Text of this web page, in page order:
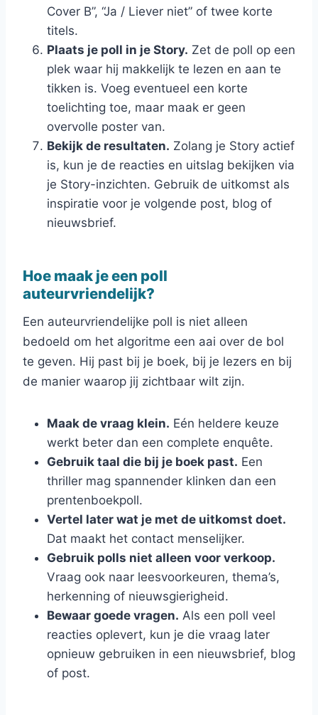
Cover B”, “Ja / Liever niet” of twee korte
titels.
Plaats je poll in je Story. Zet de poll op een
plek waar hij makkelijk te lezen en aan te
tikken is. Voeg eventueel een korte
toelichting toe, maar maak er geen
overvolle poster van.
Bekijk de resultaten. Zolang je Story actief
is, kun je de reacties en uitslag bekijken via
je Story-inzichten. Gebruik de uitkomst als
inspiratie voor je volgende post, blog of
nieuwsbrief.
Hoe maak je een poll
auteurvriendelijk?
Een auteurvriendelijke poll is niet alleen
bedoeld om het algoritme een aai over de bol
te geven. Hij past bij je boek, bij je lezers en bij
de manier waarop jij zichtbaar wilt zijn.
Maak de vraag klein. Eén heldere keuze
werkt beter dan een complete enquête.
Gebruik taal die bij je boek past. Een
thriller mag spannender klinken dan een
prentenboekpoll.
Vertel later wat je met de uitkomst doet.
Dat maakt het contact menselijker.
Gebruik polls niet alleen voor verkoop.
Vraag ook naar leesvoorkeuren, thema’s,
herkenning of nieuwsgierigheid.
Bewaar goede vragen. Als een poll veel
reacties oplevert, kun je die vraag later
opnieuw gebruiken in een nieuwsbrief, blog
of post.